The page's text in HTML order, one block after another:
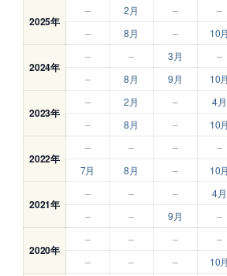
2025年
– 2月 – –
–
8月 – 10月
2024年
– – 3月 –
–
8月 9月 10月
2023年
– 2月 – 4月
–
8月 – 10月
2022年
– – – –
7月
8月 – 10月
2021年
– – – 4月
–
– 9月 –
2020年
– – – –
–
– – 10月